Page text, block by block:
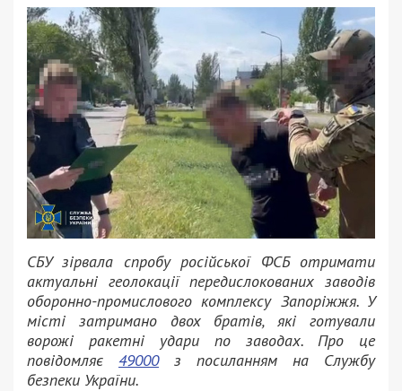
СБУ зірвала спробу російської ФСБ отримати
актуальні геолокації передислокованих заводів
оборонно-промислового комплексу Запоріжжя. У
місті затримано двох братів, які готували
ворожі ракетні удари по заводах. Про це
повідомляє 49000з посиланням на Службу
безпеки України.